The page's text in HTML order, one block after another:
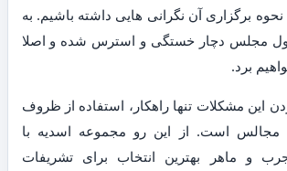
برگزاری آن نگرانی هایی داشته باشیم. به
مجلس دچار خستگی و استرس شده و اصلا
برد.
این مشکلات تنها راهکار، استفاده از ظروف
مجالس است. از این رو مجموعه اسدیه با
و ماهر بهترین انتخاب برای تشریفات